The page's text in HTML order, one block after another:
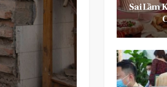
Khi Ăn Uống Ngày Tết Gây Tăng
Cân, Số 5 Nhiều Người…